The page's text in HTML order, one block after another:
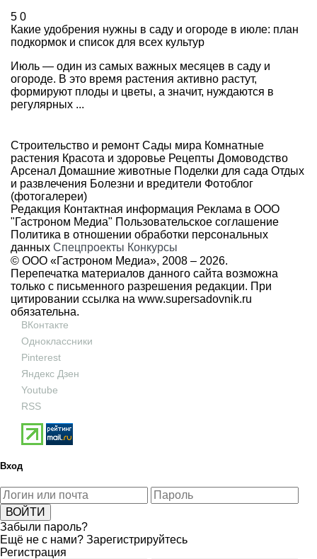
5 0
Какие удобрения нужны в саду и огороде в июле: план
подкормок и список для всех культур
Июль — один из самых важных месяцев в саду и
огороде. В это время растения активно растут,
формируют плоды и цветы, а значит, нуждаются в
регулярных ...
Строительство и ремонт Сады мира Комнатные
растения Красота и здоровье Рецепты Домоводство
Арсенал Домашние животные Поделки для сада Отдых
и развлечения Болезни и вредители Фотоблог
(фотогалереи)
Редакция Контактная информация Реклама в ООО
"Гастроном Медиа" Пользовательское соглашение
Политика в отношении обработки персональных
данных Спецпроекты Конкурсы
© ООО «Гастроном Медиа», 2008 – 2026.
Перепечатка материалов данного сайта возможна
только с письменного разрешения редакции. При
цитировании ссылка на www.supersadovnik.ru
обязательна.
ВКонтакте
Одноклассники
Pinterest
Яндекс Дзен
Youtube
RSS
Вход
Забыли пароль?
Ещё не с нами? Зарегистрируйтесь
Регистрация